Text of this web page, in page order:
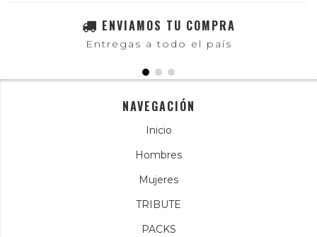
ENVIAMOS TU COMPRA
Entregas a todo el país
NAVEGACIÓN
Inicio
Hombres
Mujeres
TRIBUTE
PACKS